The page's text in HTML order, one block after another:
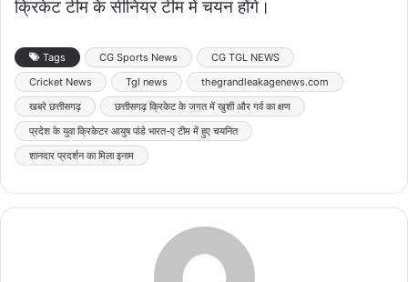
क्रिकेट टीम के सीनियर टीम में चयन होंगे।
Tags CG Sports News
CG TGL NEWS
Cricket News
Tgl news
thegrandleakagenews.com
खबरे छत्तीसगढ़
छत्तीसगढ़ क्रिकेट के जगत में खुशी और गर्व का क्षण
प्रदेश के युवा क्रिकेटर आयुष पांडे भारत-ए टीम में हुए चयनित
शानदार प्रदर्शन का मिला इनाम